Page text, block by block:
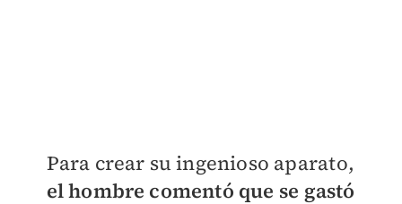
Para crear su ingenioso aparato,
el hombre comentó que se gastó